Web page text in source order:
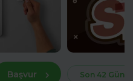
Başvur Son 42 Gün